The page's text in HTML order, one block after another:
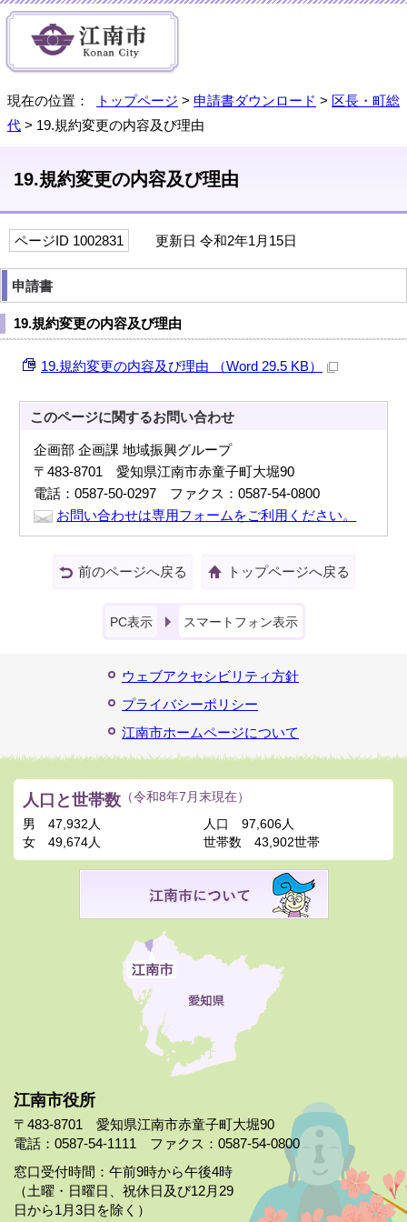
現在の位置： トップページ > 申請書ダウンロード > 区長・町総
代 > 19.規約変更の内容及び理由
19.規約変更の内容及び理由
ページID 1002831 更新日 令和2年1月15日
申請書
19.規約変更の内容及び理由
19.規約変更の内容及び理由 （Word 29.5 KB）
このページに関するお問い合わせ
企画部 企画課 地域振興グループ
〒483-8701 愛知県江南市赤童子町大堀90
電話：0587-50-0297 ファクス：0587-54-0800
お問い合わせは専用フォームをご利用ください。
前のページへ戻る トップページへ戻る
PC表示 スマートフォン表示
ウェブアクセシビリティ方針
プライバシーポリシー
江南市ホームページについて
江南市役所
〒483-8701 愛知県江南市赤童子町大堀90
電話：0587-54-1111 ファクス：0587-54-0800
窓口受付時間：午前9時から午後4時
（土曜・日曜日、祝休日及び12月29
日から1月3日を除く）
人口と世帯数 （令和8年7月末現在）
男
47,932人
女
49,674人
人口
97,606人
世帯数
43,902世帯